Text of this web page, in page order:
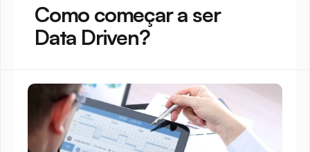
Como começar a ser
Data Driven?